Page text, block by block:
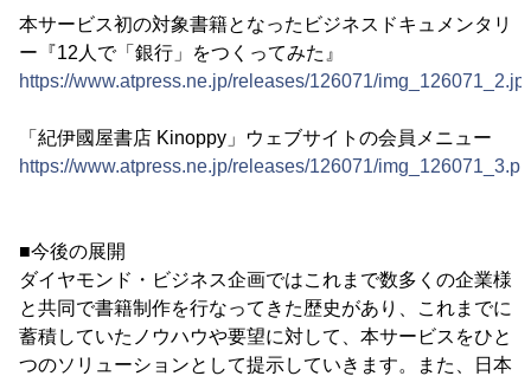
本サービス初の対象書籍となったビジネスドキュメンタリ
ー『12人で「銀行」をつくってみた』
https://www.atpress.ne.jp/releases/126071/
「紀伊國屋書店 Kinoppy」ウェブサイトの会員メニュー
https://www.atpress.ne.jp/releases/126071/
■今後の展開
ダイヤモンド・ビジネス企画ではこれまで数多くの企業様
と共同で書籍制作を行なってきた歴史があり、これまでに
蓄積していたノウハウや要望に対して、本サービスをひと
つのソリューションとして提示していきます。また、日本